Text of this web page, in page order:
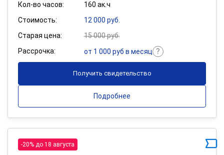
Кол-во часов:
160 ак.ч
Стоимость:
12 000 руб.
Старая цена:
15 000 руб.
Рассрочка:
от 1 000 руб в месяц
Получить свидетельство
Подробнее
-20% до 18 августа